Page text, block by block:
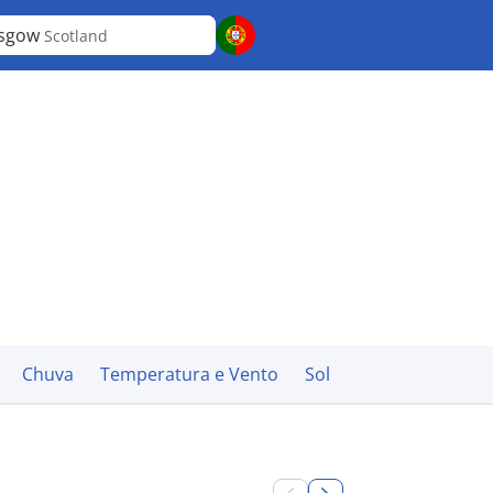
Scotland
Chuva Temperatura e Vento Sol